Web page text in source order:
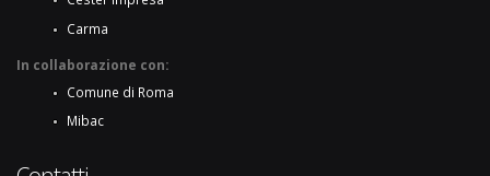
Carma
In collaborazione con:
Comune di Roma
Mibac